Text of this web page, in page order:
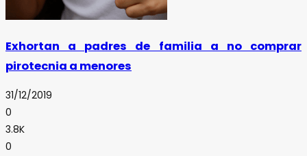
Exhortan a padres de familia a no comprar
pirotecnia a menores
31/12/2019
0
3.8K
0